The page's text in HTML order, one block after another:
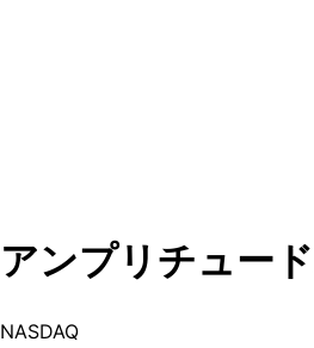
アンプリチュード
NASDAQ